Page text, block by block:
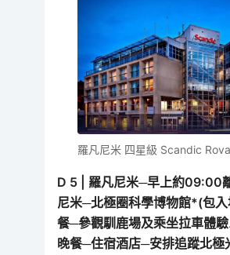
羅凡尼米 四星級 Scandic
D 5
羅凡尼米─早上約09:00
尼米─北極圈科學博物館*(包
餐─參觀馴鹿場及乘坐拉車體
晚餐─住宿酒店─安排追蹤北極